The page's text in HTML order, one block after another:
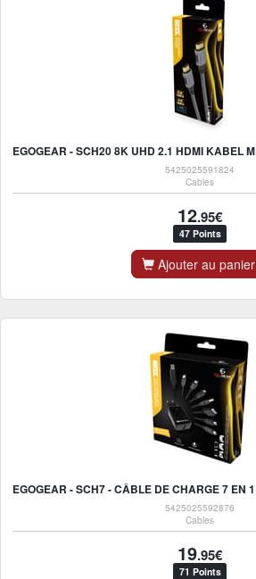
5425025591824
Cables
12.95€
47 Points
Ajouter au panier
5425025592876
Cables
19.95€
71 Points